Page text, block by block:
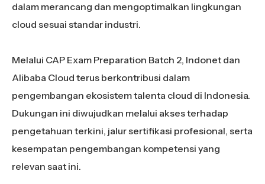
dalam merancang dan mengoptimalkan lingkungan
cloud sesuai standar industri.
Melalui CAP Exam Preparation Batch 2, Indonet dan
Alibaba Cloud terus berkontribusi dalam
pengembangan ekosistem talenta cloud di Indonesia.
Dukungan ini diwujudkan melalui akses terhadap
pengetahuan terkini, jalur sertifikasi profesional, serta
kesempatan pengembangan kompetensi yang
relevan saat ini.